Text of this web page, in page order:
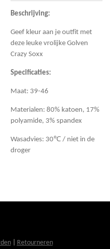
Beschrijving:
Geef kleur aan je outfit met
deze leuke vrolijke Golven
Crazy Soxx
Specificaties:
Maat: 39-46
Materialen: 80% katoen, 17%
polyamide, 3% spandex
Wasadvies: 30℃ / niet in de
droger
| Retourneren